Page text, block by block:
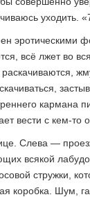
уходить.
эротическими
всё лжет во
кармана
вести с кем-
Слева —
всякой
стружки,
коробка. Шум,